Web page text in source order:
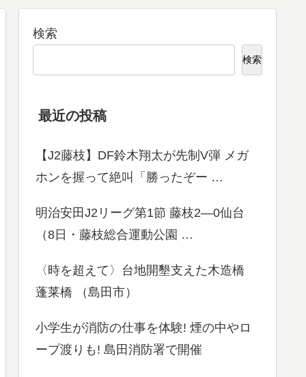
検索
検索
最近の投稿
【J2藤枝】DF鈴木翔太が先制V弾 メガ
ホンを握って絶叫「勝ったぞー …
明治安田J2リーグ第1節 藤枝2―0仙台
（8日・藤枝総合運動公園 …
〈時を超えて〉台地開墾支えた木造橋
蓬莱橋 （島田市）
小学生が消防の仕事を体験! 煙の中やロ
ープ渡りも! 島田消防署で開催